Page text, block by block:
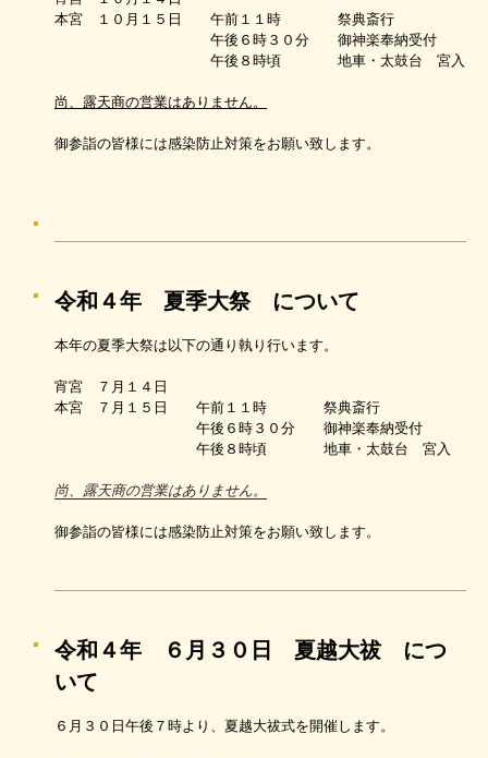
本宮 １０月１５日 午前１１時 祭典斎行
午後６時３０分 御神楽奉納受付
午後８時頃 地車・太鼓台 宮入
尚、露天商の営業はありません。
御参詣の皆様には感染防止対策をお願い致します。
令和４年 夏季大祭 について
本年の夏季大祭は以下の通り執り行います。
宵宮 ７月１４日
本宮 ７月１５日 午前１１時 祭典斎行
午後６時３０分 御神楽奉納受付
午後８時頃 地車・太鼓台 宮入
尚、露天商の営業はありません。
御参詣の皆様には感染防止対策をお願い致します。
令和４年 ６月３０日 夏越大祓 につ
いて
６月３０日午後７時より、夏越大祓式を開催します。